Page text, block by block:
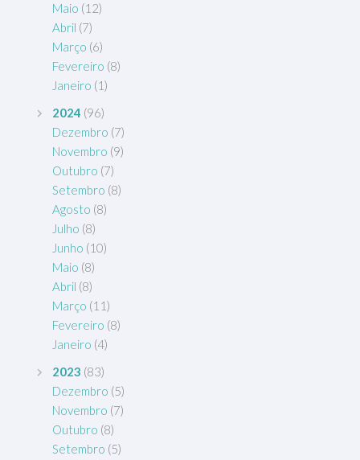
Maio (12)
Abril (7)
Março (6)
Fevereiro (8)
Janeiro (1)
2024 (96)
Dezembro (7)
Novembro (9)
Outubro (7)
Setembro (8)
Agosto (8)
Julho (8)
Junho (10)
Maio (8)
Abril (8)
Março (11)
Fevereiro (8)
Janeiro (4)
2023 (83)
Dezembro (5)
Novembro (7)
Outubro (8)
Setembro (5)